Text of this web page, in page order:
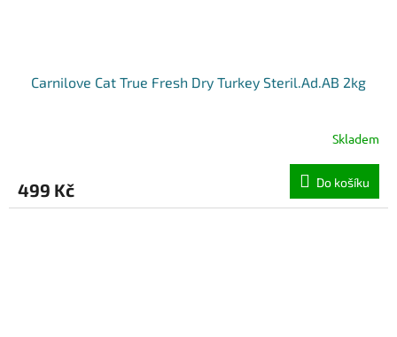
Carnilove Cat True Fresh Dry Turkey Steril.Ad.AB 2kg
Skladem
499 Kč Do košíku